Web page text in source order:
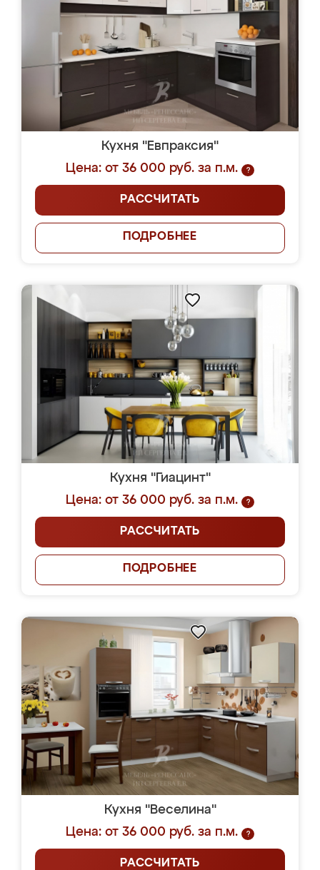
Кухня "Евпраксия"
Цена: от 36 000 руб. за п.м.
?
РАССЧИТАТЬ
ПОДРОБНЕЕ
Кухня "Гиацинт"
Цена: от 36 000 руб. за п.м.
?
РАССЧИТАТЬ
ПОДРОБНЕЕ
Кухня "Веселина"
Цена: от 36 000 руб. за п.м.
?
РАССЧИТАТЬ